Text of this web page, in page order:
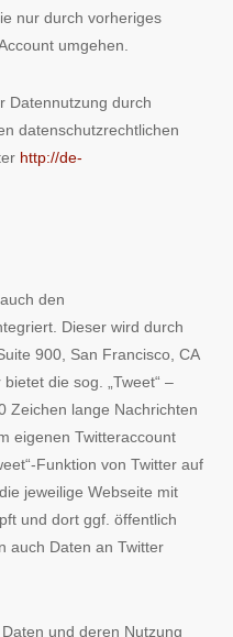
nur durch vorheriges
umgehen.
Datennutzung durch
datenschutzrechtlichen
http://de-
den
Dieser wird durch
900, San Francisco, CA
die sog. „Tweet“ –
Zeichen lange Nachrichten
eigenen Twitteraccount
Funktion von Twitter auf
jeweilige Webseite mit
und dort ggf. öffentlich
auch Daten an Twitter
und deren Nutzung